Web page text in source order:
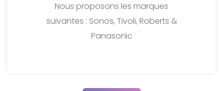
Nous proposons les marques
suivantes : Sonos, Tivoli, Roberts &
Panasonic